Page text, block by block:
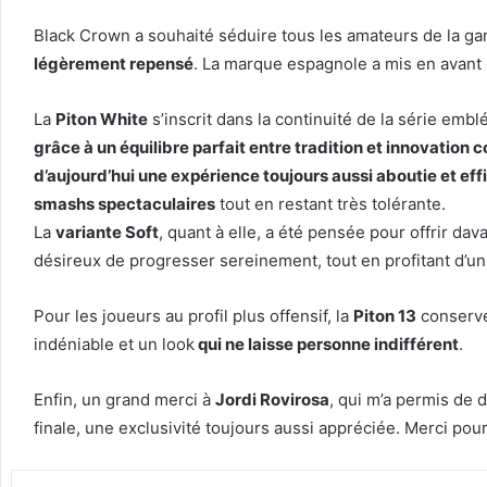
Black Crown a souhaité séduire tous les amateurs de la
légèrement repensé. La marque espagnole a mis en
La Piton White s’inscrit dans la continuité de la série
grâce à un équilibre parfait entre tradition et innovation
d’aujourd’hui une expérience toujours aussi aboutie et
smashs spectaculaires tout en restant très tolérante.
La variante Soft, quant à elle, a été pensée pour offrir
désireux de progresser sereinement, tout en profitant
Pour les joueurs au profil plus offensif, la Piton 13
indéniable et un lookqui ne laisse personne indifférent.
Enfin, un grand merci à Jordi Rovirosa, qui m’a permis de
finale, une exclusivité toujours aussi appréciée. Merci